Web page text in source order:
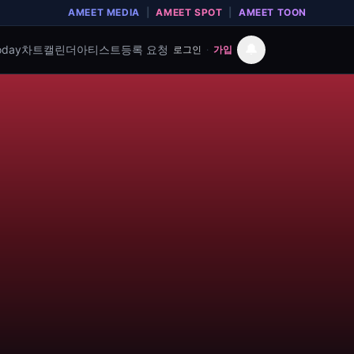
AMEET MEDIA AMEET SPOT AMEET TOON
차트캘린더아티스트등록 요청 로그인 · 가입